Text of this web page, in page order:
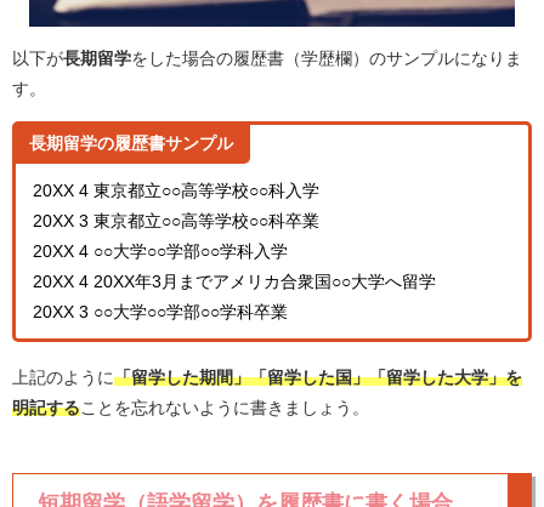
以下が長期留学をした場合の履歴書（学歴欄）のサンプルになりま
す。
長期留学の履歴書サンプル
20XX 4 東京都立○○高等学校○○科入学
20XX 3 東京都立○○高等学校○○科卒業
20XX 4 ○○大学○○学部○○学科入学
20XX 4 20XX年3月までアメリカ合衆国○○大学へ留学
20XX 3 ○○大学○○学部○○学科卒業
上記のように「留学した期間」「留学した国」「留学した大学」を
明記する ことを忘れないように書きましょう。